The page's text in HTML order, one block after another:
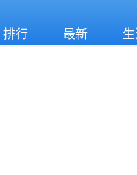
排行 最新